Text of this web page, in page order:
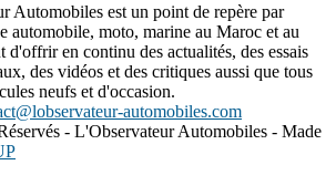
Automobiles est un point de repère par
automobile, moto, marine au Maroc et au
en continu des actualités, des essais
des vidéos et des critiques aussi que tous
neufs et d'occasion.
automobiles.com
- L'Observateur Automobiles - Made